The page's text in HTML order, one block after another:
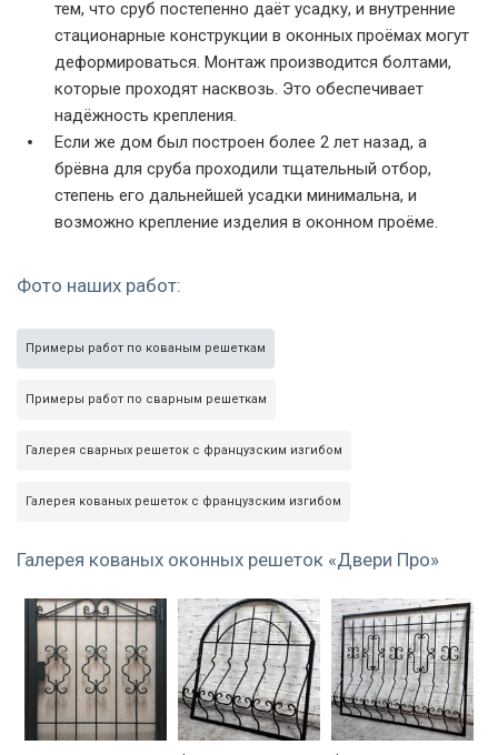
тем, что сруб постепенно даёт усадку, и внутренние
стационарные конструкции в оконных проёмах могут
деформироваться. Монтаж производится болтами,
которые проходят насквозь. Это обеспечивает
надёжность крепления.
Если же дом был построен более 2 лет назад, а
брёвна для сруба проходили тщательный отбор,
степень его дальнейшей усадки минимальна, и
возможно крепление изделия в оконном проёме.
Фото наших работ:
Примеры работ по кованым решеткам
Примеры работ по сварным решеткам
Галерея сварных решеток с французским изгибом
Галерея кованых решеток с французским изгибом
Галерея кованых оконных решеток «Двери Про»